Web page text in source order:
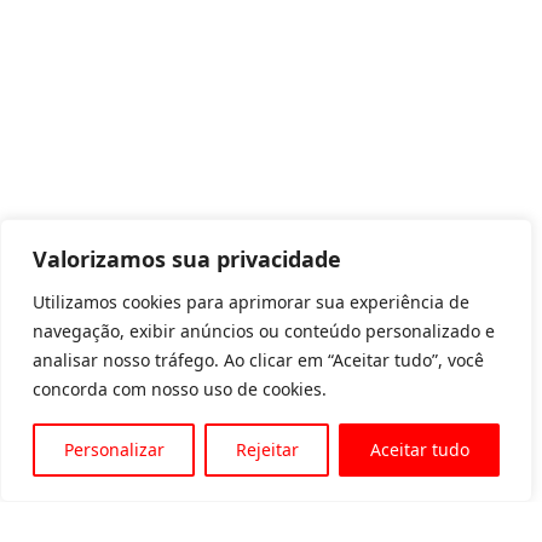
Valorizamos sua privacidade
Utilizamos cookies para aprimorar sua experiência de
navegação, exibir anúncios ou conteúdo personalizado e
analisar nosso tráfego. Ao clicar em “Aceitar tudo”, você
concorda com nosso uso de cookies.
Personalizar Rejeitar Aceitar tudo